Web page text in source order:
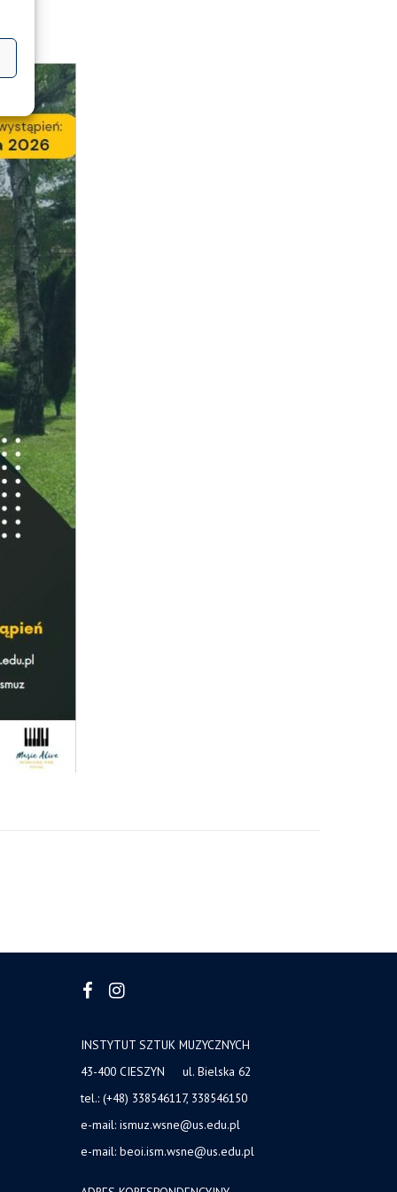
INSTYTUT SZTUK MUZYCZNYCH
43-400 CIESZYN ul. Bielska 62
tel.: (+48) 338546117, 338546150
e-mail: ismuz.wsne@us.edu.pl
e-mail: beoi.ism.wsne@us.edu.pl